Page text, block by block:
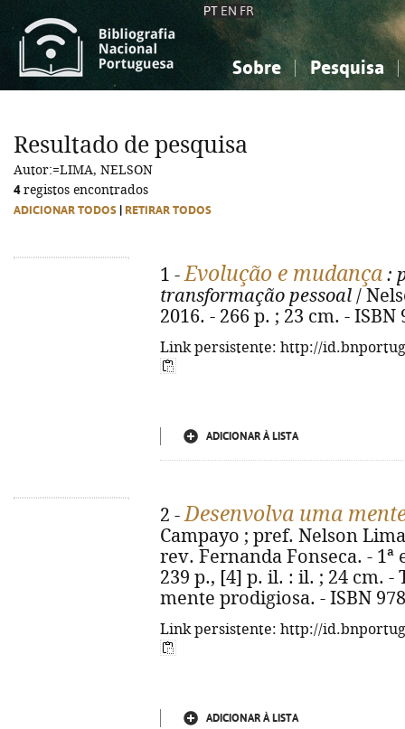
PT EN FR
Sobre Pesquisa
Ciências sociais...
Ciências sociais...
Resultado de pesquisa
Autor:=LIMA, NELSON
4registos encontrados
ADICIONAR TODOS RETIRAR TODOS
1 -Evolução e mudança :
transformação pessoal /
2016. - 266 p. ; 23 cm. - ISBN
Link persistente: http://
ADICIONAR À LISTA
2 -Desenvolva uma
Campayo ; pref. Nelson
rev. Fernanda Fonseca. - 1ª
239 p., [4] p. il. : il. ; 24 cm.
mente prodigiosa. - ISBN
Link persistente: http://
ADICIONAR À LISTA